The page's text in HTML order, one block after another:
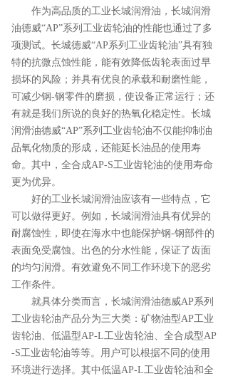
作为高品质的工业长城润滑油，长城润滑
油德威“AP”系列工业齿轮油的性能也通过了多
项测试。长城德威“AP系列工业齿轮油”具有独
特的抗微点蚀性能，能有效降低齿轮表面过早
损坏的风险；并具有优良的承载和耐磨性能，
可减少钢-钢零件的磨损，使设备正常运行；还
有就是我们所说的良好的热氧化稳定性。长城
润滑油德威“AP”系列工业齿轮油不仅能抑制油
品氧化物质的形成，还能延长油品的使用寿
命。其中，全合成AP-S工业齿轮油的使用寿命
更为优异。
好的工业长城润滑油应该有一些特点，它
可以做得更好。例如，长城润滑油具有优异的
耐腐蚀性，即使在海水中也能保护钢-钢部件的
表面免受腐蚀。出色的分水性能，保证了齿面
的均匀润滑。有效避免不同工作环境下的恶劣
工作条件。
就具体分类而言，长城润滑油德威AP系列
工业齿轮油产品分为三大类：矿物油型AP工业
齿轮油、低温型AP-L工业齿轮油、全合成型AP
-S工业齿轮油等等。用户可以根据不同的使用
环境进行选择。其中低温AP-L工业齿轮油和全